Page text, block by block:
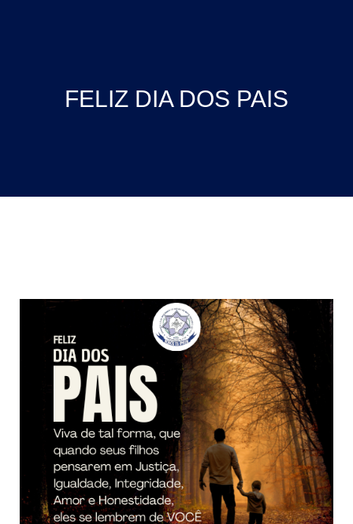
FELIZ DIA DOS PAIS